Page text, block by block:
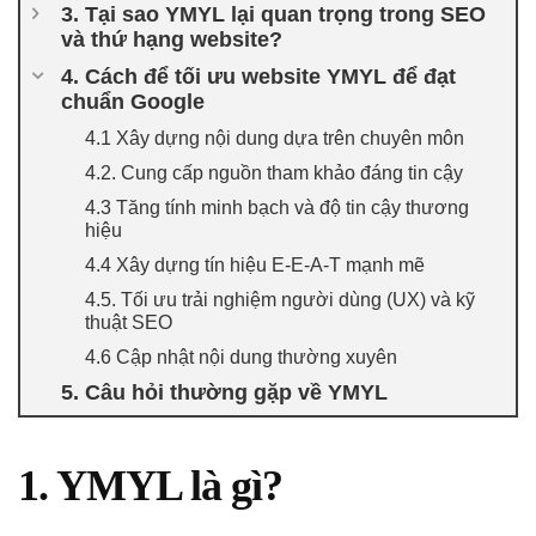
3. Tại sao YMYL lại quan trọng trong SEO
và thứ hạng website?
4. Cách để tối ưu website YMYL để đạt
chuẩn Google
4.1 Xây dựng nội dung dựa trên chuyên môn
4.2. Cung cấp nguồn tham khảo đáng tin cậy
4.3 Tăng tính minh bạch và độ tin cậy thương
hiệu
4.4 Xây dựng tín hiệu E-E-A-T mạnh mẽ
4.5. Tối ưu trải nghiệm người dùng (UX) và kỹ
thuật SEO
4.6 Cập nhật nội dung thường xuyên
5. Câu hỏi thường gặp về YMYL
1. YMYL là gì?